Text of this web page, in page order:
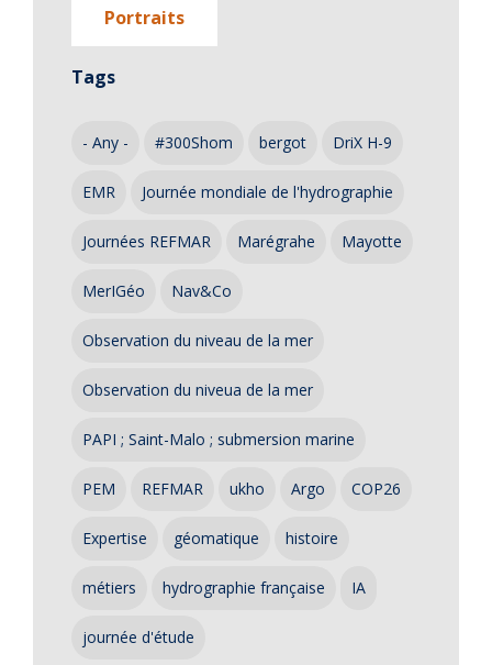
Portraits
Tags
- Any - #300Shom bergot DriX H-9
EMR Journée mondiale de l'hydrographie
Journées REFMAR Marégrahe Mayotte
MerIGéo Nav&Co
Observation du niveau de la mer
Observation du niveua de la mer
PAPI ; Saint-Malo ; submersion marine
PEM REFMAR ukho Argo COP26
Expertise géomatique histoire
métiers hydrographie française IA
journée d'étude